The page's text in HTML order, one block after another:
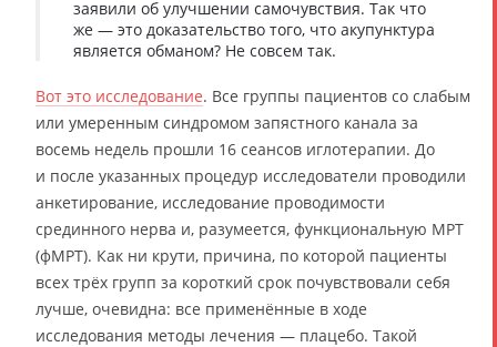
заявили об улучшении самочувствия. Так что
же — это доказательство того, что акупунктура
является обманом? Не совсем так.
Вот это исследование. Все группы пациентов со слабым
или умеренным синдромом запястного канала за
восемь недель прошли 16 сеансов иглотерапии. До
и после указанных процедур исследователи проводили
анкетирование, исследование проводимости
срединного нерва и, разумеется, функциональную МРТ
(фМРТ). Как ни крути, причина, по которой пациенты
всех трёх групп за короткий срок почувствовали себя
лучше, очевидна: все применённые в ходе
исследования методы лечения — плацебо. Такой